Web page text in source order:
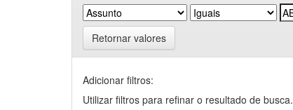
Retornar valores
Adicionar filtros:
Utilizar filtros para refinar o resultado de busca.